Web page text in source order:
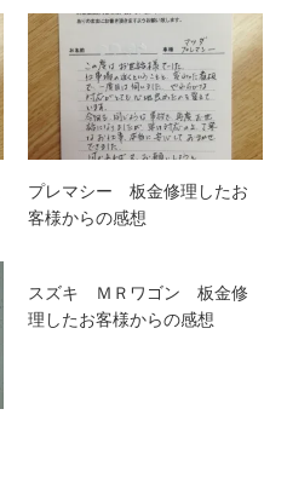
プレマシー 板金修理したお
客様からの感想
スズキ ＭＲワゴン 板金修
理したお客様からの感想